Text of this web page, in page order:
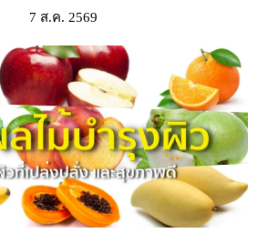
7 ส.ค. 2569